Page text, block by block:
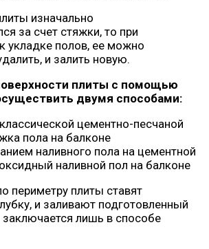
изначально
за счет стяжки, то при
укладке полов, ее можно
и залить новую.
плиты с помощью
двумя способами:
цементно-песчаной
наливного пола на цементной
периметру плиты ставят
и заливают подготовленный
заключается лишь в способе